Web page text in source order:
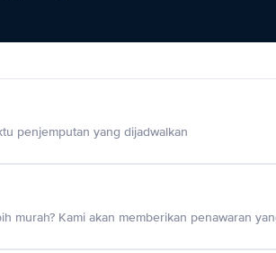
penjemputan yang dijadwalkan
murah? Kami akan memberikan penawaran